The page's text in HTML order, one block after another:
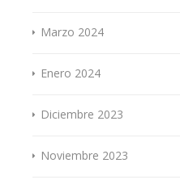
Marzo 2024
Enero 2024
Diciembre 2023
Noviembre 2023